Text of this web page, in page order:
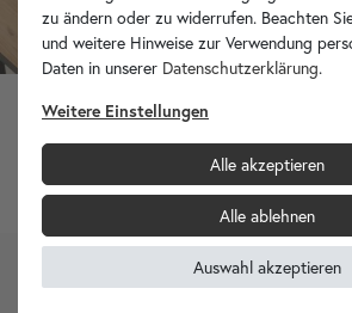
Erosi Andesit Waschbecken anthrazit
zu ändern oder zu widerrufen. Beachten
und weitere Hinweise zur Verwendung
Daten in unserer Daten­schutz­erklärung.
Weitere Einstellungen
Alle akzeptieren
Alle ablehnen
Auswahl akzeptieren